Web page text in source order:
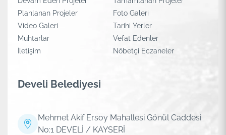
Planlanan Projeler
Foto Galeri
Video Galeri
Tarihi Yerler
Muhtarlar
Vefat Edenler
İletişim
Nöbetçi Eczaneler
Develi Belediyesi
Mehmet Akif Ersoy Mahallesi Gönül Caddesi
No:1 DEVELİ / KAYSERİ